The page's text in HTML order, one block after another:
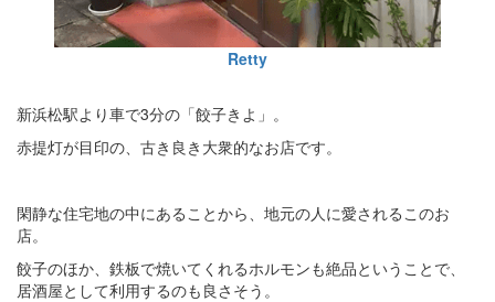
Retty
新浜松駅より車で3分の「餃子きよ」。
赤提灯が目印の、古き良き大衆的なお店です。
閑静な住宅地の中にあることから、地元の人に愛されるこのお
店。
餃子のほか、鉄板で焼いてくれるホルモンも絶品ということで、
居酒屋として利用するのも良さそう。